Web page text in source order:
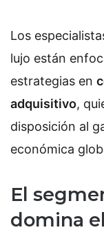
Los
lujo están
estrategias en
adquisitivo,
disposición al
económica
El
domina